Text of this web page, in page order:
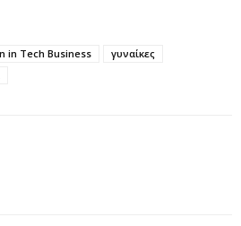
in Tech Business
γυναίκες